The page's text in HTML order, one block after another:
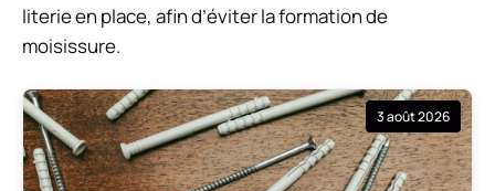
literie en place, afin d’éviter la formation de
moisissure.
3 août 2026